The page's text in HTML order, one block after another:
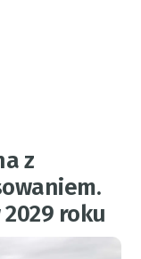
z
roku